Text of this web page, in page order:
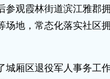
参观霞林街道滨江雅郡
场地，常态化落实社区
城厢区退役军人事务工